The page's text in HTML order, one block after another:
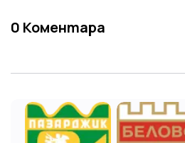
0 Коментара